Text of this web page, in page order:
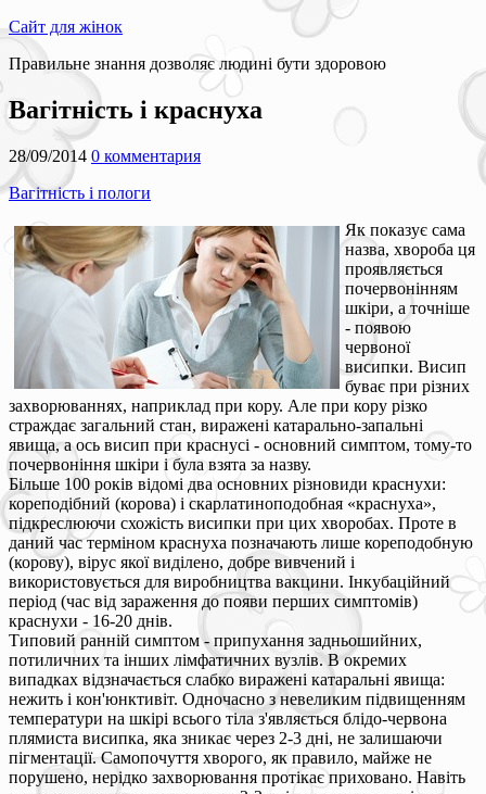
Сайт для жінок
Правильне знання дозволяє людині бути здоровою
Вагітність і краснуха
28/09/2014 0 комментария
Вагітність і пологи
Як показує сама
назва, хвороба ця
проявляється
почервонінням
шкіри, а точніше
- появою
червоної
висипки. Висип
буває при різних
захворюваннях, наприклад при кору. Але при кору різко
страждає загальний стан, виражені катарально-запальні
явища, а ось висип при краснусі - основний симптом, тому-то
почервоніння шкіри і була взята за назву.
Більше 100 років відомі два основних різновиди краснухи:
кореподібний (корова) і скарлатиноподобная «краснуха»,
підкреслюючи схожість висипки при цих хворобах. Проте в
даний час терміном краснуха позначають лише кореподобную
(корову), вірус якої виділено, добре вивчений і
використовується для виробництва вакцини. Інкубаційний
період (час від зараження до появи перших симптомів)
краснухи - 16-20 днів.
Типовий ранній симптом - припухання задньошийних,
потиличних та інших лімфатичних вузлів. В окремих
випадках відзначається слабко виражені катаральні явища:
нежить і кон'юнктивіт. Одночасно з невеликим підвищенням
температури на шкірі всього тіла з'являється блідо-червона
плямиста висипка, яка зникає через 2-3 дні, не залишаючи
пігментації. Самопочуття хворого, як правило, майже не
порушено, нерідко захворювання протікає приховано. Навіть